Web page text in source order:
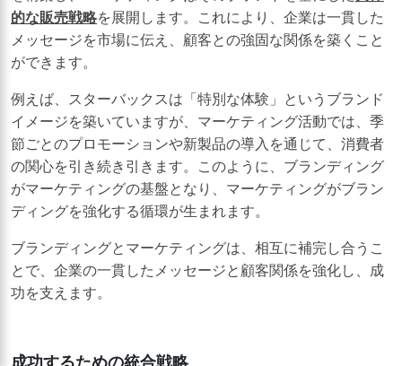
的な販売戦略を展開します。これにより、企業は一貫した
メッセージを市場に伝え、顧客との強固な関係を築くこと
ができます。
例えば、スターバックスは「特別な体験」というブランド
イメージを築いていますが、マーケティング活動では、季
節ごとのプロモーションや新製品の導入を通じて、消費者
の関心を引き続き引きます。このように、ブランディング
がマーケティングの基盤となり、マーケティングがブラン
ディングを強化する循環が生まれます。
ブランディングとマーケティングは、相互に補完し合うこ
とで、企業の一貫したメッセージと顧客関係を強化し、成
功を支えます。